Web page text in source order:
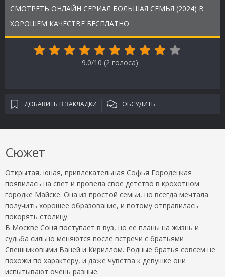
СМОТРЕТЬ ОНЛАЙН СЕРИАЛ БОЛЬШАЯ СЕМЬЯ (2024) В
ХОРОШЕМ КАЧЕСТВЕ БЕСПЛАТНО
9.0/10 (2 голоса)
ДОБАВИТЬ В ЗАКЛАДКИ ОБСУДИТЬ
Сюжет
Открытая, юная, привлекательная Софья Городецкая
появилась на свет и провела свое детство в крохотном
городке Майске. Она из простой семьи, но всегда мечтала
получить хорошее образование, и потому отправилась
покорять столицу.
В Москве Соня поступает в вуз, но ее планы на жизнь и
судьба сильно меняются после встречи с братьями
Свешниковыми Ваней и Кириллом. Родные братья совсем не
похожи по характеру, и даже чувства к девушке они
испытывают очень разные.